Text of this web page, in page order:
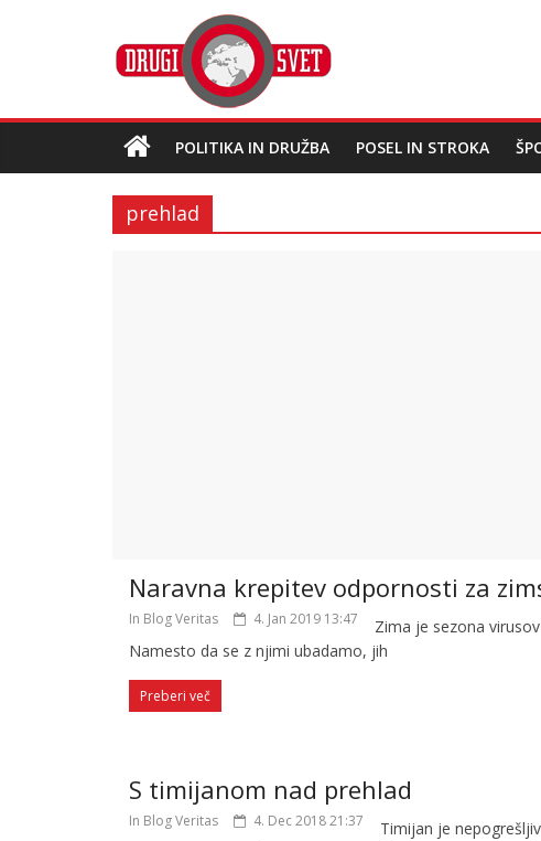
POLITIKA IN DRUŽBA POSEL IN STROKA
prehlad
Naravna krepitev odpornosti za
In Blog Veritas 4. Jan 2019 13:47
Zima je sezona
Namesto da se z njimi ubadamo, jih
Preberi več
S timijanom nad prehlad
In Blog Veritas 4. Dec 2018 21:37
Timijan je